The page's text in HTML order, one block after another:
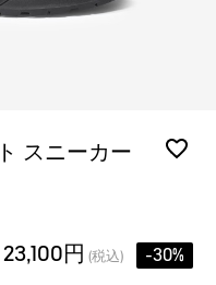
スニーカー
23,100円 (税込) -30%